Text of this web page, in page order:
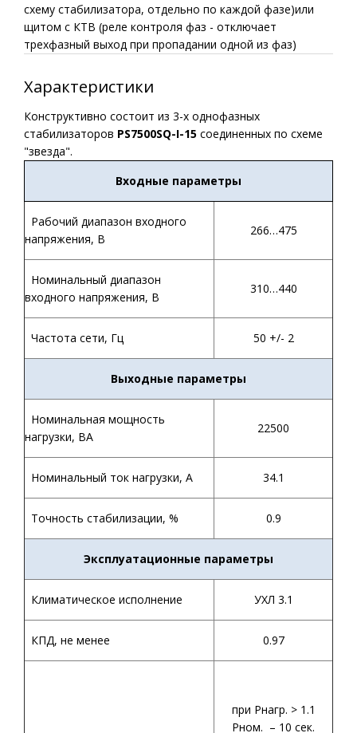
схему стабилизатора, отдельно по каждой фазе)или
щитом с КТВ (реле контроля фаз - отключает
трехфазный выход при пропадании одной из фаз)
Характеристики
Конструктивно состоит из 3-х однофазных
стабилизаторов PS7500SQ-I-15 соединенных по схеме
"звезда".
Входные параметры
Рабочий диапазон входного
напряжения, В
266…475
Номинальный диапазон
входного напряжения, В
310…440
Частота сети, Гц 50 +/- 2
Выходные параметры
Номинальная мощность
нагрузки, ВА
22500
Номинальный ток нагрузки, А 34.1
Точность стабилизации, % 0.9
Эксплуатационные параметры
Климатическое исполнение УХЛ 3.1
КПД, не менее 0.97
при Рнагр. > 1.1
Рном. – 10 сек.